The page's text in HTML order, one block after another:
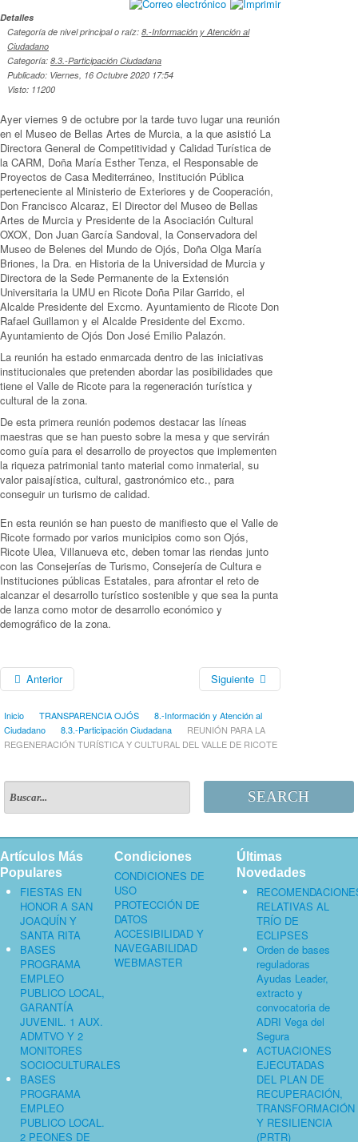
Detalles
Categoría de nivel principal o raíz: 8.-Información y Atención al
Ciudadano
Categoría: 8.3.-Participación Ciudadana
Publicado: Viernes, 16 Octubre 2020 17:54
Visto: 11200
Ayer viernes 9 de octubre por la tarde tuvo lugar una reunión
en el Museo de Bellas Artes de Murcia, a la que asistió La
Directora General de Competitividad y Calidad Turística de
la CARM, Doña María Esther Tenza, el Responsable de
Proyectos de Casa Mediterráneo, Institución Pública
perteneciente al Ministerio de Exteriores y de Cooperación,
Don Francisco Alcaraz, El Director del Museo de Bellas
Artes de Murcia y Presidente de la Asociación Cultural
OXOX, Don Juan García Sandoval, la Conservadora del
Museo de Belenes del Mundo de Ojós, Doña Olga María
Briones, la Dra. en Historia de la Universidad de Murcia y
Directora de la Sede Permanente de la Extensión
Universitaria la UMU en Ricote Doña Pilar Garrido, el
Alcalde Presidente del Excmo. Ayuntamiento de Ricote Don
Rafael Guillamon y el Alcalde Presidente del Excmo.
Ayuntamiento de Ojós Don José Emilio Palazón.
La reunión ha estado enmarcada dentro de las iniciativas
institucionales que pretenden abordar las posibilidades que
tiene el Valle de Ricote para la regeneración turística y
cultural de la zona.
De esta primera reunión podemos destacar las líneas
maestras que se han puesto sobre la mesa y que servirán
como guía para el desarrollo de proyectos que implementen
la riqueza patrimonial tanto material como inmaterial, su
valor paisajística, cultural, gastronómico etc., para
conseguir un turismo de calidad.
En esta reunión se han puesto de manifiesto que el Valle de
Ricote formado por varios municipios como son Ojós,
Ricote Ulea, Villanueva etc, deben tomar las riendas junto
con las Consejerías de Turismo, Consejería de Cultura e
Instituciones públicas Estatales, para afrontar el reto de
alcanzar el desarrollo turístico sostenible y que sea la punta
de lanza como motor de desarrollo económico y
demográfico de la zona.
Anterior Siguiente
Inicio TRANSPARENCIA OJÓS
8.-Información y Atención al
Ciudadano
8.3.-Participación Ciudadana
REUNIÓN PARA LA
REGENERACIÓN TURÍSTICA Y CULTURAL DEL VALLE DE RICOTE
SEARCH
Artículos Más
Populares
FIESTAS EN
HONOR A SAN
JOAQUÍN Y
SANTA RITA
BASES
PROGRAMA
EMPLEO
PUBLICO LOCAL,
GARANTÍA
JUVENIL. 1 AUX.
ADMTVO Y 2
MONITORES
SOCIOCULTURALES
BASES
PROGRAMA
EMPLEO
PUBLICO LOCAL.
2 PEONES DE
Condiciones
CONDICIONES DE
USO
PROTECCIÓN DE
DATOS
ACCESIBILIDAD Y
NAVEGABILIDAD
WEBMASTER
Últimas
Novedades
RELATIVAS AL
TRÍO DE
ECLIPSES
Orden de bases
reguladoras
Ayudas Leader,
extracto y
convocatoria de
ADRI Vega del
Segura
ACTUACIONES
EJECUTADAS
DEL PLAN DE
RECUPERACIÓN,
TRANSFORMACIÓN
Y RESILIENCIA
(PRTR)